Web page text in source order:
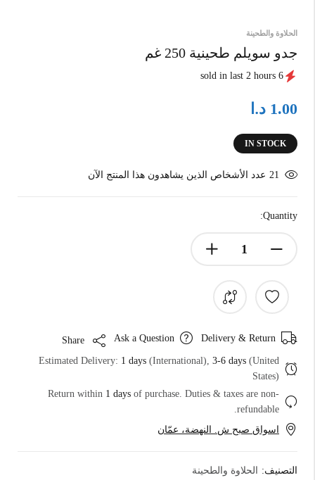
الحلاوة والطحينة
جدو سويلم طحينية 250 غم
6 sold in last 2 hours
1.00 د.ا
IN STOCK
21 عدد الأشخاص الذين يشاهدون هذا المنتج الآن
Quantity:
Delivery & Return
Ask a Question
Estimated Delivery: 1 days (International), 3-6 days (United
States)
Return within 1 days of purchase. Duties & taxes are non-
refundable.
اسواق صبح ش. النهضة، عمّان
التصنيف:
الحلاوة والطحينة